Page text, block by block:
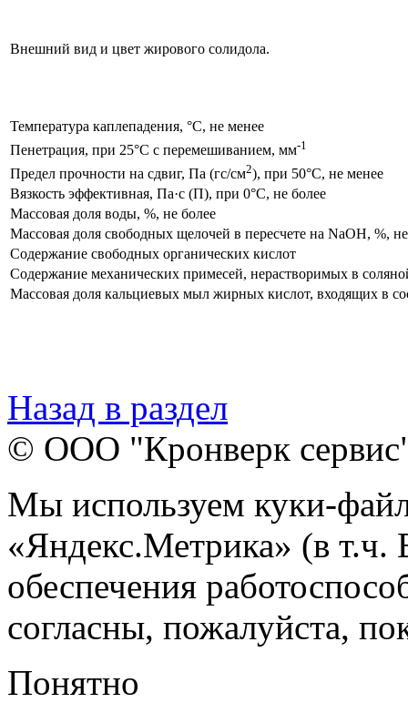
Внешний вид и цвет жирового солидола.
Температура каплепадения, °С, не менее
Пенетрация, при 25°С с перемешиванием, мм-1
Предел прочности на сдвиг, Па (гс/см2), при 50°С, не менее
Вязкость эффективная, Па·с (П), при 0°С, не более
Массовая доля воды, %, не более
Массовая доля свободных щелочей в пересчете на NaOH, %,
Содержание свободных органических кислот
Содержание механических примесей, нерастворимых в
Массовая доля кальциевых мыл жирных кислот, входящих в
Назад в раздел
© ООО "Кронверк
Мы используем куки-
«Яндекс.Метрика» (в т.ч.
обеспечения
согласны, пожалуйста,
Понятно